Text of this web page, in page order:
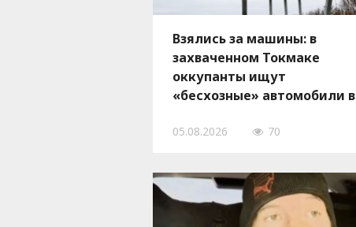
Взялись за машины: в
захваченном Токмаке
оккупанты ищут
«бесхозные» автомобили в
своим солдатам
05.08.2026 70